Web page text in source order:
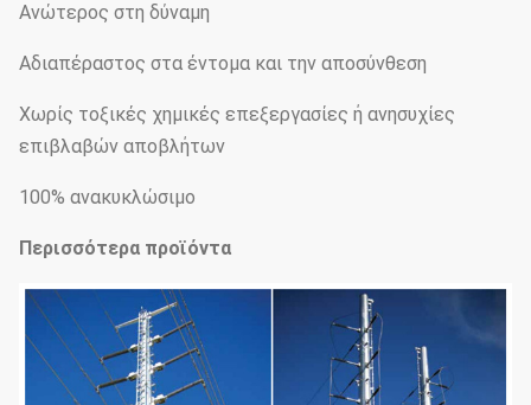
Ανώτερος στη δύναμη
Αδιαπέραστος στα έντομα και την αποσύνθεση
Χωρίς τοξικές χημικές επεξεργασίες ή ανησυχίες
επιβλαβών αποβλήτων
100% ανακυκλώσιμο
Περισσότερα προϊόντα